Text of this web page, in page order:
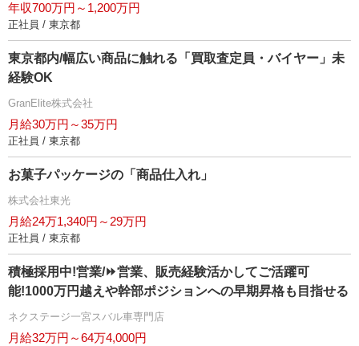
年収700万円～1,200万円
正社員 / 東京都
東京都内/幅広い商品に触れる「買取査定員・バイヤー」未
経験OK
GranElite株式会社
月給30万円～35万円
正社員 / 東京都
お菓子パッケージの「商品仕入れ」
株式会社東光
月給24万1,340円～29万円
正社員 / 東京都
積極採用中!営業/⏩️営業、販売経験活かしてご活躍可
能!1000万円越えや幹部ポジションへの早期昇格も目指せる
ネクステージ一宮スバル車専門店
月給32万円～64万4,000円